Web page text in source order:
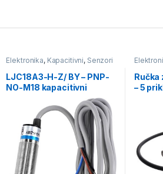
Elektronika, Kapacitivni, Senzori
LJC18A3-H-Z/ BY – PNP-
NO-M18 kapacitivni
SMD,
Ručka
– 5